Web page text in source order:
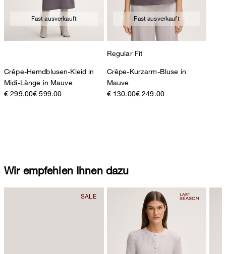
Fast ausverkauft
Crêpe-Hemdblusen-Kleid in
Midi-Länge in Mauve
€ 299.00€ 599.00
Fast ausverkauft
Regular Fit
Crêpe-Kurzarm-Bluse in
Mauve
€ 130.00€ 249.00
Wir empfehlen Ihnen dazu